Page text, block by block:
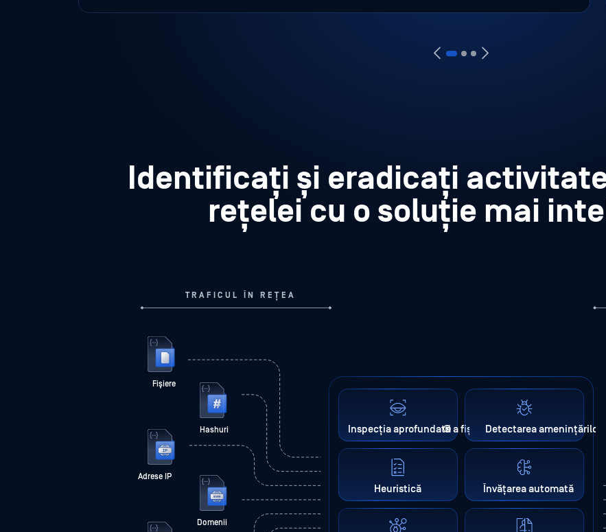
Identificați și eradicați
rețelei cu o soluție mai
Hashuri
Domenii
Fișiere
Adrese IP
TRAFICUL ÎN REȚEA
Inspecția aprofundată a fișierelor
®
Heuristică
Detectarea amenințărilor
Învățarea automată